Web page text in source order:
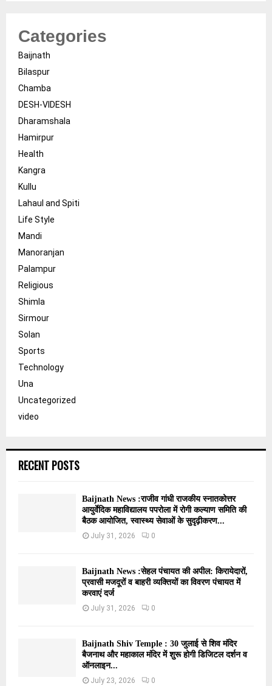
Categories
Baijnath
Bilaspur
Chamba
DESH-VIDESH
Dharamshala
Hamirpur
Health
Kangra
Kullu
Lahaul and Spiti
Life Style
Mandi
Manoranjan
Palampur
Religious
Shimla
Sirmour
Solan
Sports
Technology
Una
Uncategorized
video
RECENT POSTS
Baijnath News :राजीव गांधी राजकीय स्नातकोत्तर
आयुर्वेदिक महाविद्यालय पपरोला में रोगी कल्याण समिति की
बैठक आयोजित, स्वास्थ्य सेवाओं के सुदृढ़ीकरण...
July 31, 2026 0
Baijnath News :सेहल पंचायत की अपील: किरायेदारों,
प्रवासी मजदूरों व बाहरी व्यक्तियों का विवरण पंचायत में
करवाएं दर्ज
July 31, 2026 0
Baijnath Shiv Temple : 30 जुलाई से शिव मंदिर
बैजनाथ और महाकाल मंदिर में शुरू होगी डिजिटल दर्शन व
ऑनलाइन...
July 23, 2026 0